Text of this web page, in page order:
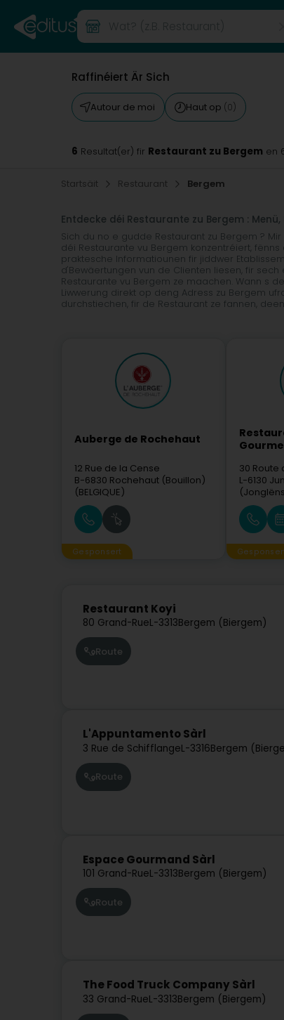
Raffinéiert Är Sich
Autour de moi Haut op (0)
6 Resultat(er) fir Restaurant zu Bergem en
Startsäit Restaurant Bergem
Entdecke déi Restaurante zu Bergem :
Sich du no e gudde Restaurant zu Bergem ?
déi Restaurante vu Bergem konzentréiert,
praktesche Informatiounen fir jiddwer
d'Bewäertungen vun de Clienten liesen, fir
Restaurante vu Bergem ze maachen. Wann s
Liwwerung direkt op deng Adress zu Bergem
durchstiechen, fir de Restaurant ze fannen,
Auberge de Rochehaut
12 Rue de la Cense
B-6830 Rochehaut (Bouillon)
(BELGIQUE)
Gesponsert
30 Route
L-6130
Restaurant Koyi
80 Grand-RueL-3313Bergem (Biergem)
Route
L'Appuntamento Sàrl
3 Rue de SchifflangeL-3316Bergem
Route
Espace Gourmand Sàrl
101 Grand-RueL-3313Bergem (Biergem)
Route
The Food Truck Company Sàrl
33 Grand-RueL-3313Bergem (Biergem)